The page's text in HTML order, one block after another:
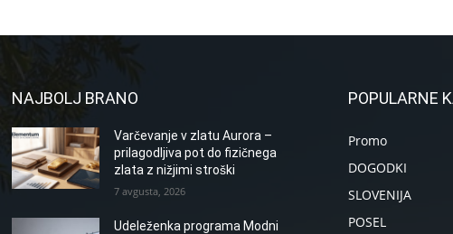
NAJBOLJ BRANO
Varčevanje v zlatu Aurora –
prilagodljiva pot do fizičnega
zlata z nižjimi stroški
7 avgusta, 2026
Udeleženka programa Modni
POPULARNE
Promo
DOGODKI
SLOVENIJA
POSEL